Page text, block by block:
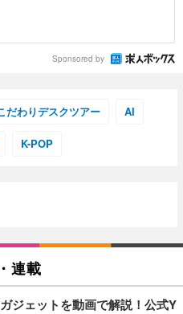
Sponsored by
だわりデスクツアー AI
K-POP
連載
ジェットを動画で解説！公式Y